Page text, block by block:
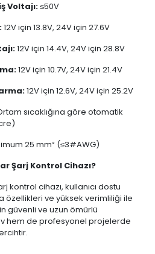
Voltajı:≤50V
12V için 13.8V, 24V için 27.6V
12V için 14.4V, 24V için 28.8V
12V için 10.7V, 24V için 21.4V
12V için 12.6V, 24V için 25.2V
sıcaklığına göre otomatik
25 mm² (≤3#AWG)
Şarj Kontrol Cihazı?
kontrol cihazı, kullanıcı dostu
özellikleri ve yüksek verimliliği ile
güvenli ve uzun ömürlü
hem de profesyonel projelerde